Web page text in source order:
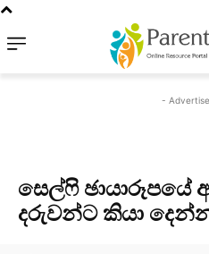
-
සෙල්ෆි ඡායාරූපයේ
දරුවන්ට කියා